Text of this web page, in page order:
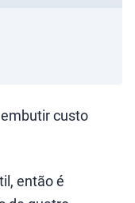
custo
então é